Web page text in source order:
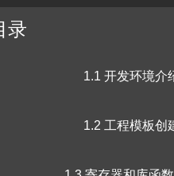
录
1.1 开发环境介
1.2 工程模板创